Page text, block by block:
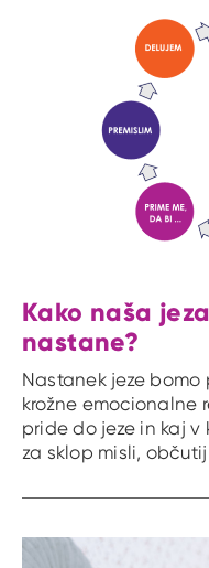
Kako naša
nastane?
Nastanek jeze
krožne emocionalne
pride do jeze in kaj
za sklop misli,